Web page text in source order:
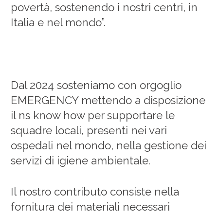
povertà, sostenendo i nostri centri, in
Italia e nel mondo”.
Dal 2024 sosteniamo con orgoglio
EMERGENCY mettendo a disposizione
il ns know how per supportare le
squadre locali, presenti nei vari
ospedali nel mondo, nella gestione dei
servizi di igiene ambientale.
Il nostro contributo consiste nella
fornitura dei materiali necessari